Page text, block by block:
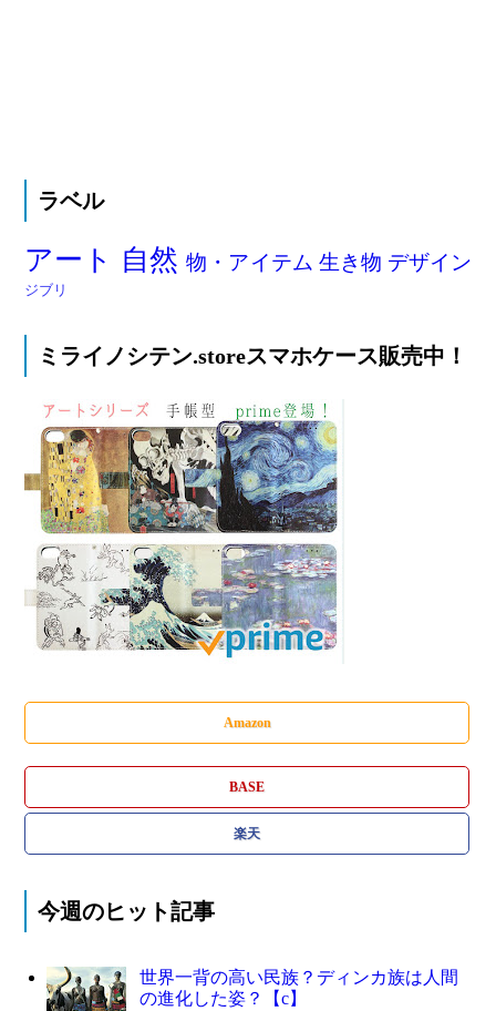
ラベル
アート 自然 物・アイテム 生き物 デザイン
ジブリ
ミライノシテン.storeスマホケース販売中！
Amazon
BASE
楽天
今週のヒット記事
世界一背の高い民族？ディンカ族は人間
の進化した姿？【c】